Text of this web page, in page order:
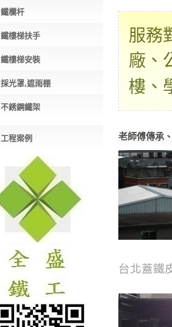
鐵欄杆
鐵樓梯扶手
鐵樓梯安裝
採光罩,遮雨棚
不銹鋼鐵架
工程案例
服務
廠、
樓、
老師傅傳承
台北蓋鐵